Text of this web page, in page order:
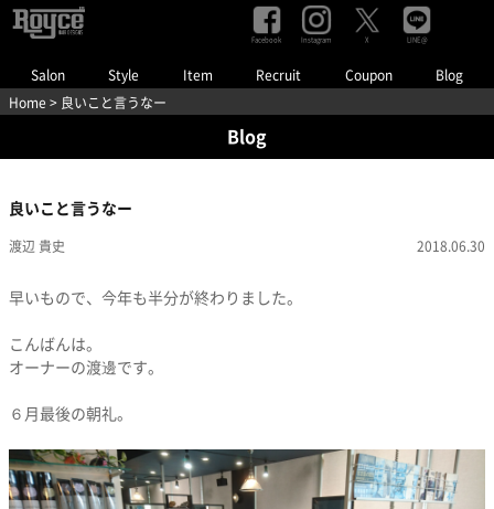
Salon Style Item Recruit Coupon Blog
Facebook Instagram X LINE@
Home > 良いこと言うなー
Blog
良いこと言うなー
渡辺 貴史 2018.06.30
早いもので、今年も半分が終わりました。
こんばんは。
オーナーの渡邊です。
６月最後の朝礼。